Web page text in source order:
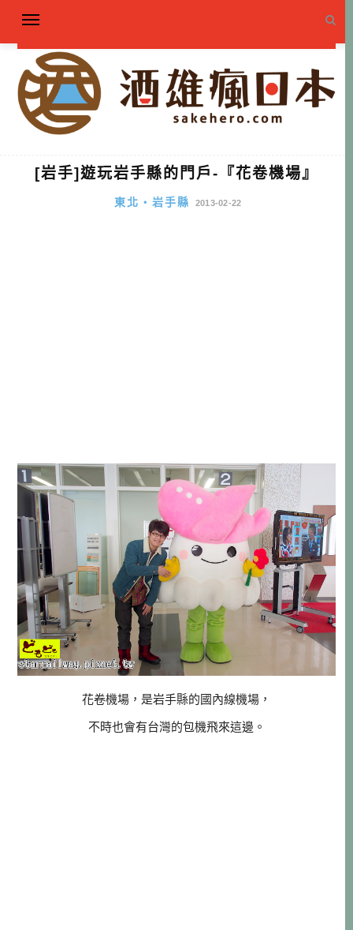
[岩手]遊玩岩手縣的門戶-『花卷機場』
東北・岩手縣 2013-02-22
花卷機場，是岩手縣的國內線機場，
不時也會有台灣的包機飛來這邊。